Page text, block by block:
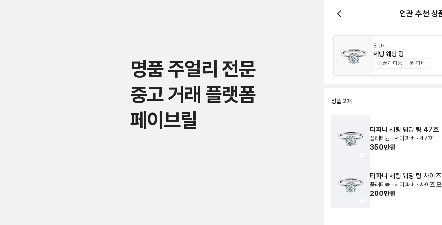
명품 주얼리 전문
중고 거래 플랫폼
페이브릴
연관 추천 상
티파니
세팅 웨딩 링
플래티늄 풀 파베
상품 2개
티파니 세팅 웨딩 링 47호
플래티늄 · 세미 파베 · 47호
350만원
티파니 세팅 웨딩 링 사이
가능, 0.3ct
플래티늄 · 세미 파베 · 사이즈
0.3ct
280만원